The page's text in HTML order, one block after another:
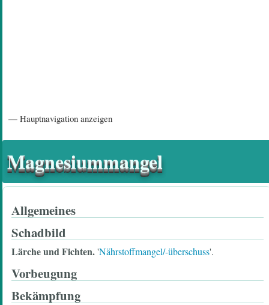
— Hauptnavigation anzeigen
Magnesiummangel
Allgemeines
Schadbild
Lärche undFichten.'Nährstoffmangel/-überschuss'.
Vorbeugung
Bekämpfung